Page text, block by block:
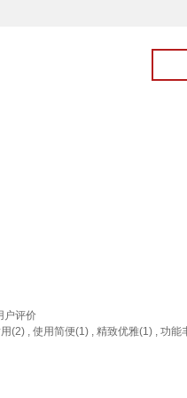
户评价
(2) , 使用简便(1) , 精致优雅(1) , 功